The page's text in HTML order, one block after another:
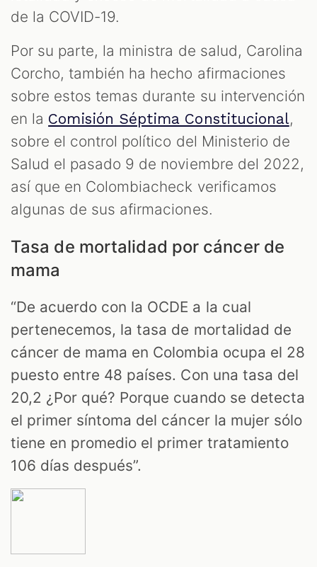
de la COVID-19.
Por su parte, la ministra de salud, Carolina
Corcho, también ha hecho afirmaciones
sobre estos temas durante su intervención
en la Comisión Séptima Constitucional,
sobre el control político del Ministerio de
Salud el pasado 9 de noviembre del 2022,
así que en Colombiacheck verificamos
algunas de sus afirmaciones.
Tasa de mortalidad por cáncer de
mama
“De acuerdo con la OCDE a la cual
pertenecemos, la tasa de mortalidad de
cáncer de mama en Colombia ocupa el 28
puesto entre 48 países. Con una tasa del
20,2 ¿Por qué? Porque cuando se detecta
el primer síntoma del cáncer la mujer sólo
tiene en promedio el primer tratamiento
106 días después”.